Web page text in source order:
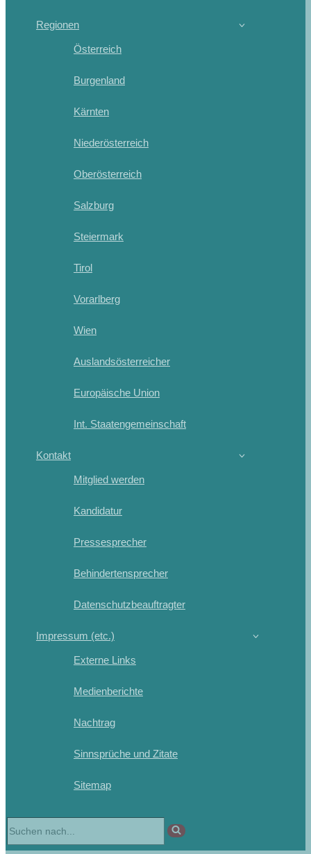
Regionen
Österreich
Burgenland
Kärnten
Niederösterreich
Oberösterreich
Salzburg
Steiermark
Tirol
Vorarlberg
Wien
Auslandsösterreicher
Europäische Union
Int. Staatengemeinschaft
Kontakt
Mitglied werden
Kandidatur
Pressesprecher
Behindertensprecher
Datenschutzbeauftragter
Impressum (etc.)
Externe Links
Medienberichte
Nachtrag
Sinnsprüche und Zitate
Sitemap